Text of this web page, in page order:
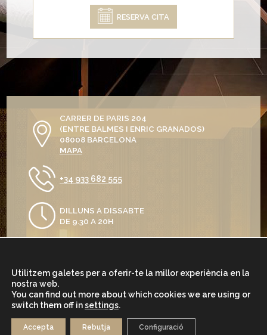
RESERVA CITA
CARRER DE PARIS 204
(ENTRE BALMES I ENRIC GRANADOS)
08008 BARCELONA
MAPA
+34 933 682 555
DILLUNS A DISSABTE
DE 9.30 A 20H
AVÍS LEGAL
POLÍTICA DE COOKIES
Utilitzem galetes per a oferir-te la millor experiència en la
nostra web.
You can find out more about which cookies we are using or
switch them off insettings.
Accepta Rebutja Configuració